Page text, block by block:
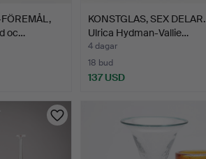
oc…
KONSTGLAS, SEX DELAR.
Ulrica Hydman-Vallie…
4 dagar
18 bud
137 USD